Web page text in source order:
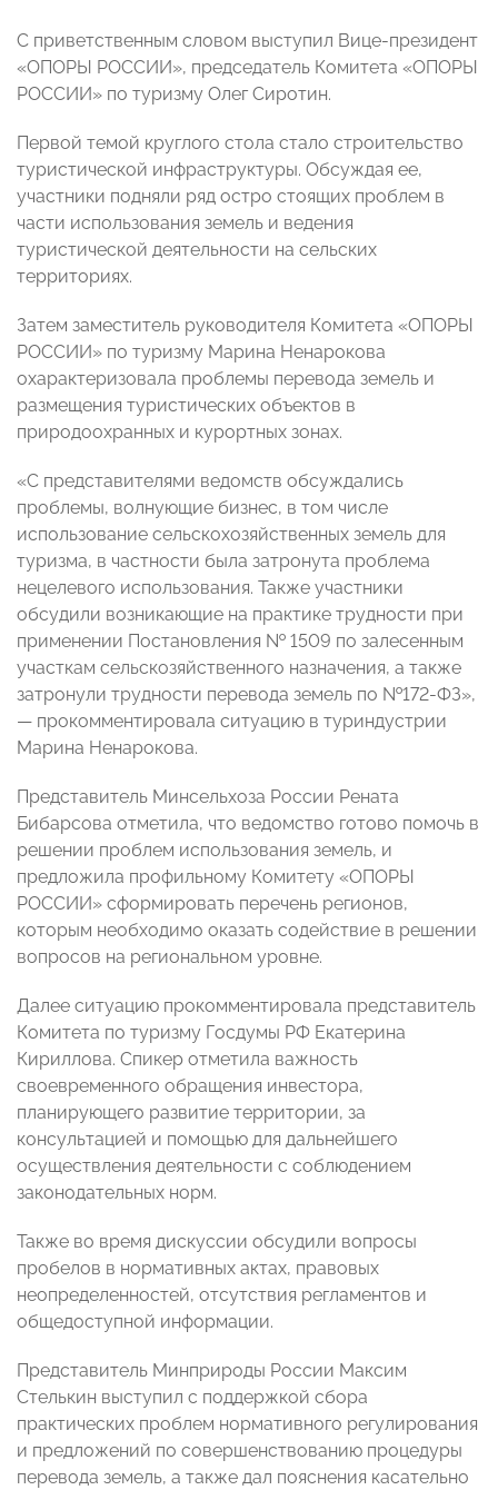
С приветственным словом выступил Вице-президент
«ОПОРЫ РОССИИ», председатель Комитета «ОПОРЫ
РОССИИ» по туризму Олег Сиротин.
Первой темой круглого стола стало строительство
туристической инфраструктуры. Обсуждая ее,
участники подняли ряд остро стоящих проблем в
части использования земель и ведения
туристической деятельности на сельских
территориях.
Затем заместитель руководителя Комитета «ОПОРЫ
РОССИИ» по туризму Марина Ненарокова
охарактеризовала проблемы перевода земель и
размещения туристических объектов в
природоохранных и курортных зонах.
«С представителями ведомств обсуждались
проблемы, волнующие бизнес, в том числе
использование сельскохозяйственных земель для
туризма, в частности была затронута проблема
нецелевого использования. Также участники
обсудили возникающие на практике трудности при
применении Постановления № 1509 по залесенным
участкам сельскозяйственного назначения, а также
затронули трудности перевода земель по №172-ФЗ»,
— прокомментировала ситуацию в туриндустрии
Марина Ненарокова.
Представитель Минсельхоза России Рената
Бибарсова отметила, что ведомство готово помочь в
решении проблем использования земель, и
предложила профильному Комитету «ОПОРЫ
РОССИИ» сформировать перечень регионов,
которым необходимо оказать содействие в решении
вопросов на региональном уровне.
Далее ситуацию прокомментировала представитель
Комитета по туризму Госдумы РФ Екатерина
Кириллова. Спикер отметила важность
своевременного обращения инвестора,
планирующего развитие территории, за
консультацией и помощью для дальнейшего
осуществления деятельности с соблюдением
законодательных норм.
Также во время дискуссии обсудили вопросы
пробелов в нормативных актах, правовых
неопределенностей, отсутствия регламентов и
общедоступной информации.
Представитель Минприроды России Максим
Стелькин выступил с поддержкой сбора
практических проблем нормативного регулирования
и предложений по совершенствованию процедуры
перевода земель, а также дал пояснения касательно